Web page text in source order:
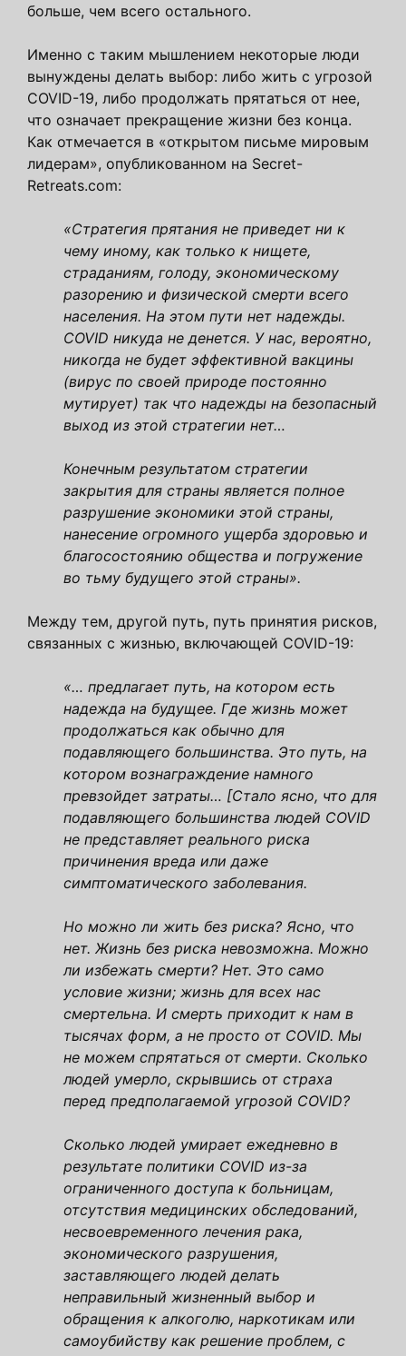
больше, чем всего остального.
Именно с таким мышлением некоторые люди
вынуждены делать выбор: либо жить с угрозой
COVID-19, либо продолжать прятаться от нее,
что означает прекращение жизни без конца.
Как отмечается в «открытом письме мировым
лидерам», опубликованном на Secret-
Retreats.com:
«Стратегия прятания не приведет ни к
чему иному, как только к нищете,
страданиям, голоду, экономическому
разорению и физической смерти всего
населения. На этом пути нет надежды.
COVID никуда не денется. У нас, вероятно,
никогда не будет эффективной вакцины
(вирус по своей природе постоянно
мутирует) так что надежды на безопасный
выход из этой стратегии нет…
Конечным результатом стратегии
закрытия для страны является полное
разрушение экономики этой страны,
нанесение огромного ущерба здоровью и
благосостоянию общества и погружение
во тьму будущего этой страны».
Между тем, другой путь, путь принятия рисков,
связанных с жизнью, включающей COVID-19:
«… предлагает путь, на котором есть
надежда на будущее. Где жизнь может
продолжаться как обычно для
подавляющего большинства. Это путь, на
котором вознаграждение намного
превзойдет затраты… [Стало ясно, что для
подавляющего большинства людей COVID
не представляет реального риска
причинения вреда или даже
симптоматического заболевания.
Но можно ли жить без риска? Ясно, что
нет. Жизнь без риска невозможна. Можно
ли избежать смерти? Нет. Это само
условие жизни; жизнь для всех нас
смертельна. И смерть приходит к нам в
тысячах форм, а не просто от COVID. Мы
не можем спрятаться от смерти. Сколько
людей умерло, скрывшись от страха
перед предполагаемой угрозой COVID?
Сколько людей умирает ежедневно в
результате политики COVID из-за
ограниченного доступа к больницам,
отсутствия медицинских обследований,
несвоевременного лечения рака,
экономического разрушения,
заставляющего людей делать
неправильный жизненный выбор и
обращения к алкоголю, наркотикам или
самоубийству как решение проблем, с